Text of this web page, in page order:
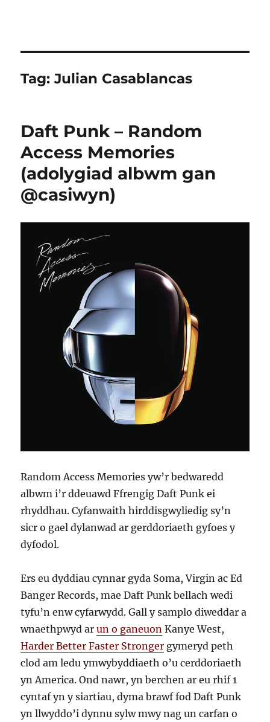
Tag:Julian Casablancas
Daft Punk – Random
Access Memories
(adolygiad albwm gan
@casiwyn)
Random Access Memories yw’r bedwaredd
albwm i’r ddeuawd Ffrengig Daft Punk ei
rhyddhau. Cyfanwaith hirddisgwyliedig sy’n
sicr o gael dylanwad ar gerddoriaeth gyfoes y
dyfodol.
Ers eu dyddiau cynnar gyda Soma, Virgin ac Ed
Banger Records, mae Daft Punk bellach wedi
tyfu’n enw cyfarwydd. Gall y samplo diweddar a
wnaethpwyd arun o ganeuon Kanye West,
Harder Better Faster Stronger gymeryd peth
clod am ledu ymwybyddiaeth o’u cerddoriaeth
yn America. Ond nawr, yn berchen ar eu rhif 1
cyntaf yn y siartiau, dyma brawf fod Daft Punk
yn llwyddo’i dynnu sylw mwy nag un carfan o